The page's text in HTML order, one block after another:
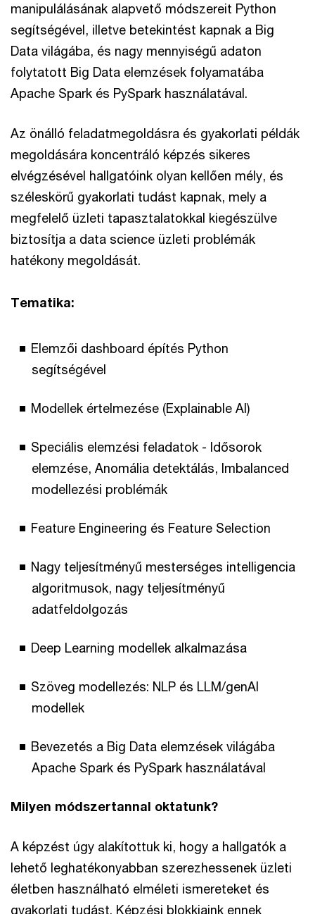
manipulálásának alapvető módszereit Python
segítségével, illetve betekintést kapnak a Big
Data világába, és nagy mennyiségű adaton
folytatott Big Data elemzések folyamatába
Apache Spark és PySpark használatával.
Az önálló feladatmegoldásra és gyakorlati példák
megoldására koncentráló képzés sikeres
elvégzésével hallgatóink olyan kellően mély, és
széleskörű gyakorlati tudást kapnak, mely a
megfelelő üzleti tapasztalatokkal kiegészülve
biztosítja a data science üzleti problémák
hatékony megoldását.
Tematika:
Elemzői dashboard építés Python
segítségével
Modellek értelmezése (Explainable AI)
Speciális elemzési feladatok - Idősorok
elemzése, Anomália detektálás, Imbalanced
modellezési problémák
Feature Engineering és Feature Selection
Nagy teljesítményű mesterséges intelligencia
algoritmusok, nagy teljesítményű
adatfeldolgozás
Deep Learning modellek alkalmazása
Szöveg modellezés: NLP és LLM/genAI
modellek
Bevezetés a Big Data elemzések világába
Apache Spark és PySpark használatával
Milyen módszertannal oktatunk?
A képzést úgy alakítottuk ki, hogy a hallgatók a
lehető leghatékonyabban szerezhessenek üzleti
életben használható elméleti ismereteket és
gyakorlati tudást. Képzési blokkjaink ennek